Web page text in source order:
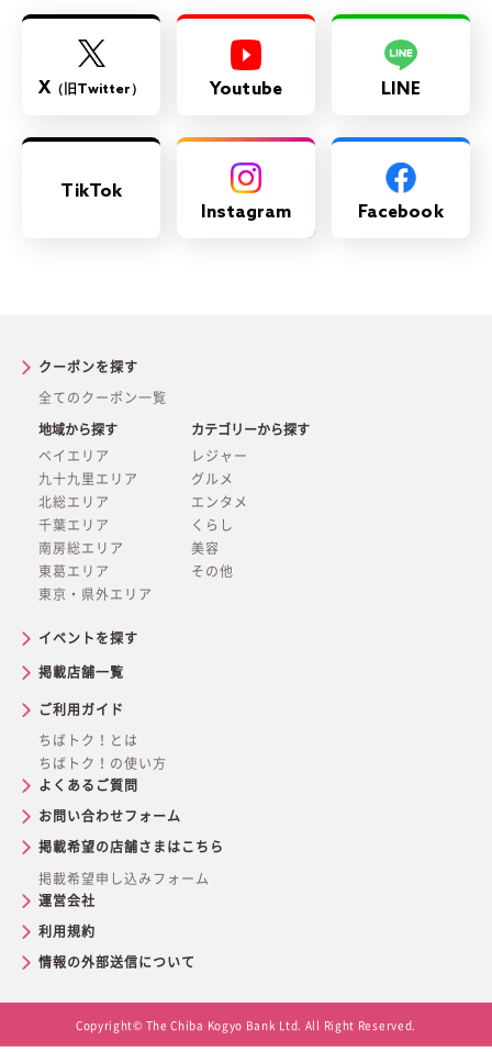
X（旧Twitter） Youtube LINE
TikTok
Instagram
Facebook
クーポンを探す
全てのクーポン一覧
地域から探す
ベイエリア
九十九里エリア
北総エリア
千葉エリア
南房総エリア
東葛エリア
東京・県外エリア
カテゴリーから探す
レジャー
グルメ
エンタメ
くらし
美容
その他
イベントを探す
掲載店舗一覧
ご利用ガイド
ちばトク！とは
ちばトク！の使い方
よくあるご質問
お問い合わせフォーム
掲載希望の店舗さまはこちら
掲載希望申し込みフォーム
運営会社
利用規約
情報の外部送信について
Copyright© The Chiba Kogyo Bank Ltd. All Right Reserved.